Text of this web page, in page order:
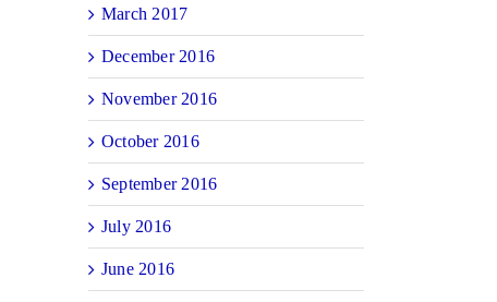
March 2017
December 2016
November 2016
October 2016
September 2016
July 2016
June 2016